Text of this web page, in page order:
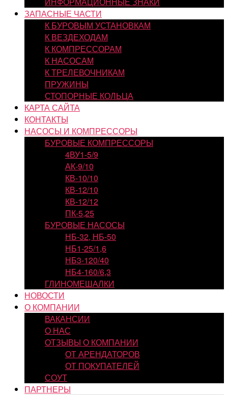
ЗАПАСНЫЕ ЧАСТИ
К БУРОВЫМ УСТАНОВКАМ
К ВЕЗДЕХОДАМ
К КОМПРЕССОРАМ
К НАСОСАМ
К ТРЕЛЕВОЧНИКАМ
ПРУЖИНЫ
СТОПОРНЫЕ КОЛЬЦА
КАРТА САЙТА
КОНТАКТЫ
НАСОСЫ И КОМПРЕССОРЫ
БУРОВЫЕ КОМПРЕССОРЫ
4ВУ1-5/9
АК-9/10
КВ-10/10
КВ-12/10
КВ-12/12
ПК-5,25
БУРОВЫЕ НАСОСЫ
НБ-32, НБ-50
НБ1-25/1,6
НБ3-120/40
НБ4-160/6,3
ГЛИНОМЕШАЛКИ
НОВОСТИ
О КОМПАНИИ
ВАКАНСИИ
О НАС
ОТЗЫВЫ О КОМПАНИИ
ОТ АРЕНДАТОРОВ
ОТ ПОКУПАТЕЛЕЙ
СОУТ
ПАРТНЕРЫ